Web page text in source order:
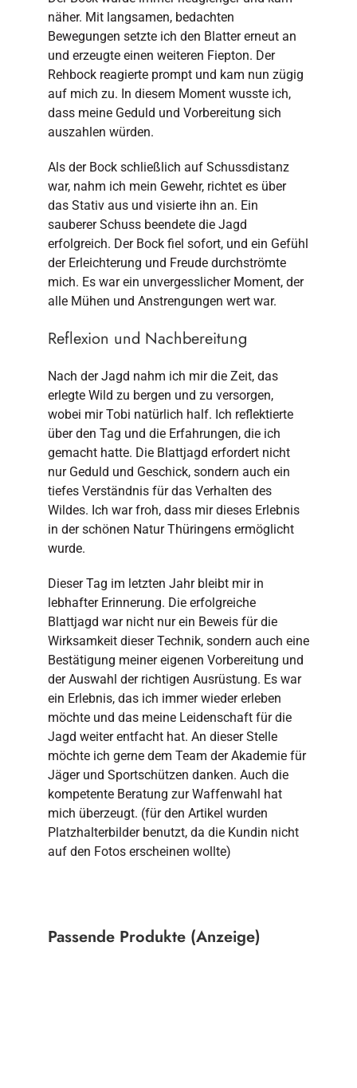
näher. Mit langsamen, bedachten
Bewegungen setzte ich den Blatter erneut an
und erzeugte einen weiteren Fiepton. Der
Rehbock reagierte prompt und kam nun zügig
auf mich zu. In diesem Moment wusste ich,
dass meine Geduld und Vorbereitung sich
auszahlen würden.
Als der Bock schließlich auf Schussdistanz
war, nahm ich mein Gewehr, richtet es über
das Stativ aus und visierte ihn an. Ein
sauberer Schuss beendete die Jagd
erfolgreich. Der Bock fiel sofort, und ein Gefühl
der Erleichterung und Freude durchströmte
mich. Es war ein unvergesslicher Moment, der
alle Mühen und Anstrengungen wert war.
Reflexion und Nachbereitung
Nach der Jagd nahm ich mir die Zeit, das
erlegte Wild zu bergen und zu versorgen,
wobei mir Tobi natürlich half. Ich reflektierte
über den Tag und die Erfahrungen, die ich
gemacht hatte. Die Blattjagd erfordert nicht
nur Geduld und Geschick, sondern auch ein
tiefes Verständnis für das Verhalten des
Wildes. Ich war froh, dass mir dieses Erlebnis
in der schönen Natur Thüringens ermöglicht
wurde.
Dieser Tag im letzten Jahr bleibt mir in
lebhafter Erinnerung. Die erfolgreiche
Blattjagd war nicht nur ein Beweis für die
Wirksamkeit dieser Technik, sondern auch eine
Bestätigung meiner eigenen Vorbereitung und
der Auswahl der richtigen Ausrüstung. Es war
ein Erlebnis, das ich immer wieder erleben
möchte und das meine Leidenschaft für die
Jagd weiter entfacht hat. An dieser Stelle
möchte ich gerne dem Team der Akademie für
Jäger und Sportschützen danken. Auch die
kompetente Beratung zur Waffenwahl hat
mich überzeugt. (für den Artikel wurden
Platzhalterbilder benutzt, da die Kundin nicht
auf den Fotos erscheinen wollte)
Passende Produkte (Anzeige)